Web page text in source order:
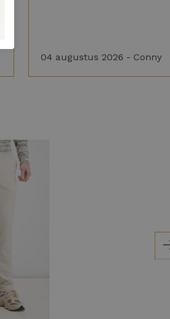
04 augustus 2026 - Conny